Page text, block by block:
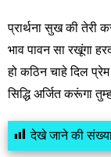
प्रार्थना सुख की तेरी
भाव पावन सा रखूंगा
हो कठिन चाहे दिल
सिद्धि अर्जित करूंगा
देखे जाने की